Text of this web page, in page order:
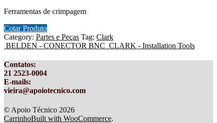
Ferramentas de crimpagem
Cotar Produto
Category: Partes e Peças Tag: Clark
BELDEN - CONECTOR BNC CLARK - Installation Tools
Contatos:
21 2523-0004
E-mails:
vieira@apoiotecnico.com
© Apoio Técnico 2026
CarrinhoBuilt with WooCommerce.